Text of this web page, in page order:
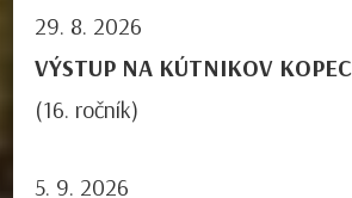
29. 8. 2026
VÝSTUP NA KÚTNIKOV KOPEC
(16. ročník)
5. 9. 2026